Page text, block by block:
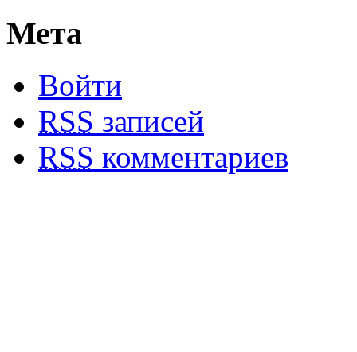
Мета
Войти
RSS записей
RSS комментариев